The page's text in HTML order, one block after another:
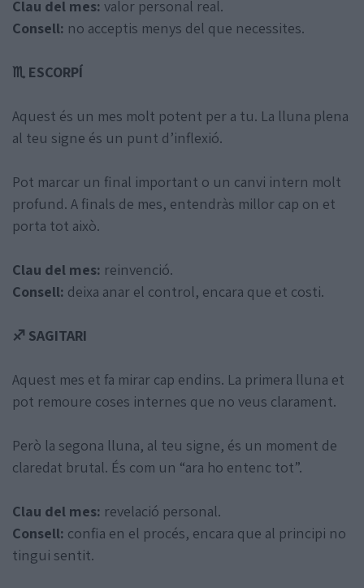
Clau del mes: valor personal real.
Consell: no acceptis menys del que necessites.
♏ ESCORPÍ
Aquest és un mes molt potent per a tu. La lluna plena
al teu signe és un punt d’inflexió.
Pot marcar un final important o un canvi intern molt
profund. A finals de mes, entendràs millor cap on et
porta tot això.
Clau del mes: reinvenció.
Consell: deixa anar el control, encara que et costi.
♐ SAGITARI
Aquest mes et fa mirar cap endins. La primera lluna et
pot remoure coses internes que no veus clarament.
Però la segona lluna, al teu signe, és un moment de
claredat brutal. És com un “ara ho entenc tot”.
Clau del mes: revelació personal.
Consell: confia en el procés, encara que al principi no
tingui sentit.